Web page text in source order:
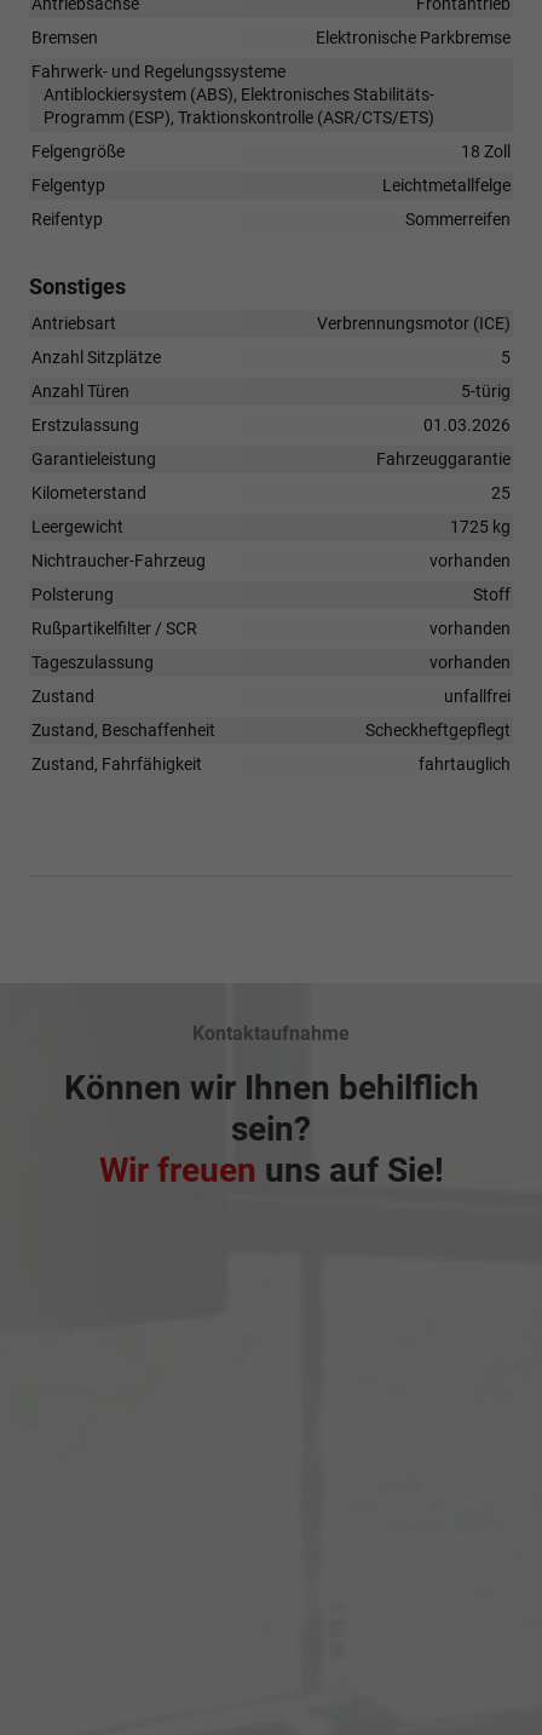
Bremsen
Elektronische Parkbremse
Fahrwerk- und Regelungssysteme
Antiblockiersystem (ABS), Elektronisches Stabilitäts-
Programm (ESP), Traktionskontrolle (ASR/CTS/ETS)
Felgengröße
18 Zoll
Felgentyp
Leichtmetallfelge
Reifentyp
Sommerreifen
Sonstiges
Antriebsart
Verbrennungsmotor (ICE)
Anzahl Sitzplätze
5
Anzahl Türen
5-türig
Erstzulassung
01.03.2026
Garantieleistung
Fahrzeuggarantie
Kilometerstand
25
Leergewicht
1725 kg
Nichtraucher-Fahrzeug
vorhanden
Polsterung
Stoff
Rußpartikelfilter / SCR
vorhanden
Tageszulassung
vorhanden
Zustand
unfallfrei
Zustand, Beschaffenheit
Scheckheftgepflegt
Zustand, Fahrfähigkeit
fahrtauglich
Kontaktaufnahme
Können wir Ihnen behilflich
sein?
Wir freuen uns auf Sie!